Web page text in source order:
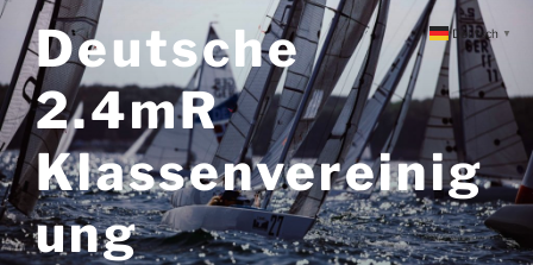
Zum
Inhalt
springenDeutsche
2.4mR
Klassenvereinig
ung
Deutsch ▼